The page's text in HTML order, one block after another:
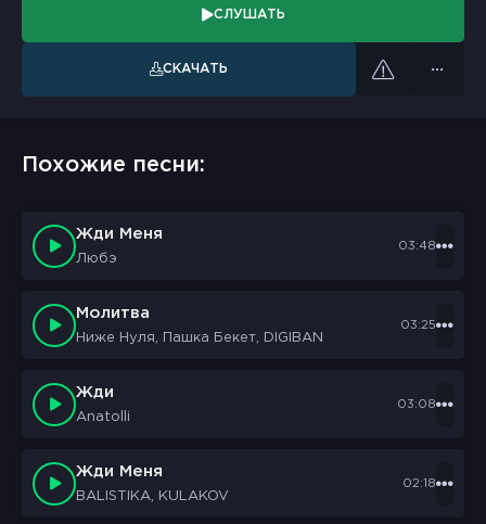
СЛУШАТЬ
СКАЧАТЬ
Похожие песни:
Жди Меня
Любэ
03:48
Молитва
Ниже Нуля, Пашка Бекет, DIGIBAN
03:25
Жди
Anatolli
03:08
Жди Меня
BALISTIKA, KULAKOV
02:18